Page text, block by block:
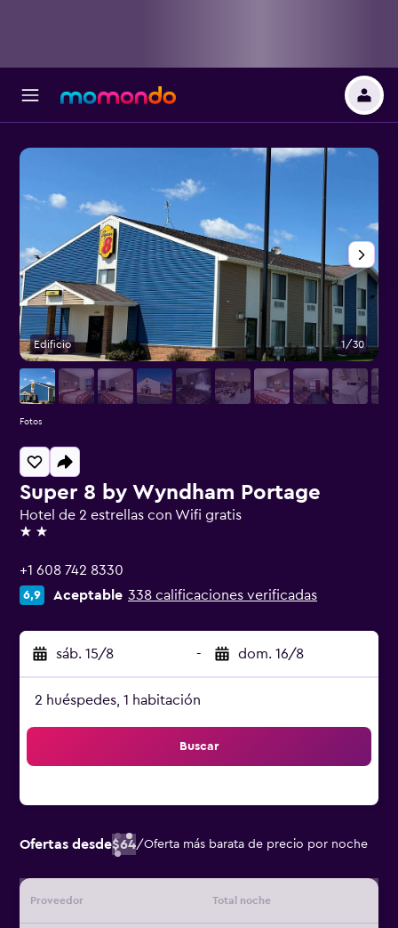
Super 8 by Wyndham Portage
Hotel de 2 estrellas con Wifi gratis
2 estrellas
+1 608 742 8330
6,9 Aceptable 338 calificaciones verificadas
sáb. 15/8 - dom. 16/8
2 huéspedes, 1 habitación
Buscar
Ofertas desde$64/Oferta más barata de precio por noche
Proveedor Total noche
Edificio 1/30
Fotos